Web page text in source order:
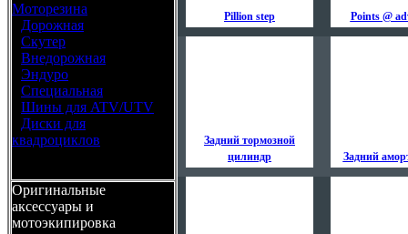
Моторезина
Дорожная
Скутер
Внедорожная
Эндуро
Специальная
Шины для ATV/UTV
Диски для
квадроциклов
Оригинальные
аксессуары и
мотоэкипировка
Pillion step Points @
Задний тормозной
цилиндр
Задний